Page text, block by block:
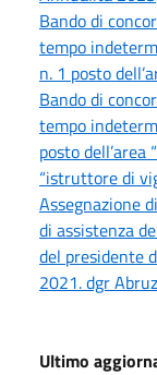
Bando di
tempo
n. 1 posto
Bando di
tempo
posto
“istruttore di
Assegnazione
di assistenza
del presidente
2021. dgr
Ultimo